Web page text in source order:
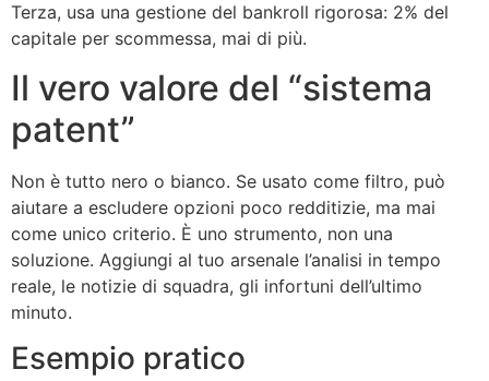
Terza, usa una gestione del bankroll rigorosa: 2% del
capitale per scommessa, mai di più.
Il vero valore del “sistema
patent”
Non è tutto nero o bianco. Se usato come filtro, può
aiutare a escludere opzioni poco redditizie, ma mai
come unico criterio. È uno strumento, non una
soluzione. Aggiungi al tuo arsenale l’analisi in tempo
reale, le notizie di squadra, gli infortuni dell’ultimo
minuto.
Esempio pratico